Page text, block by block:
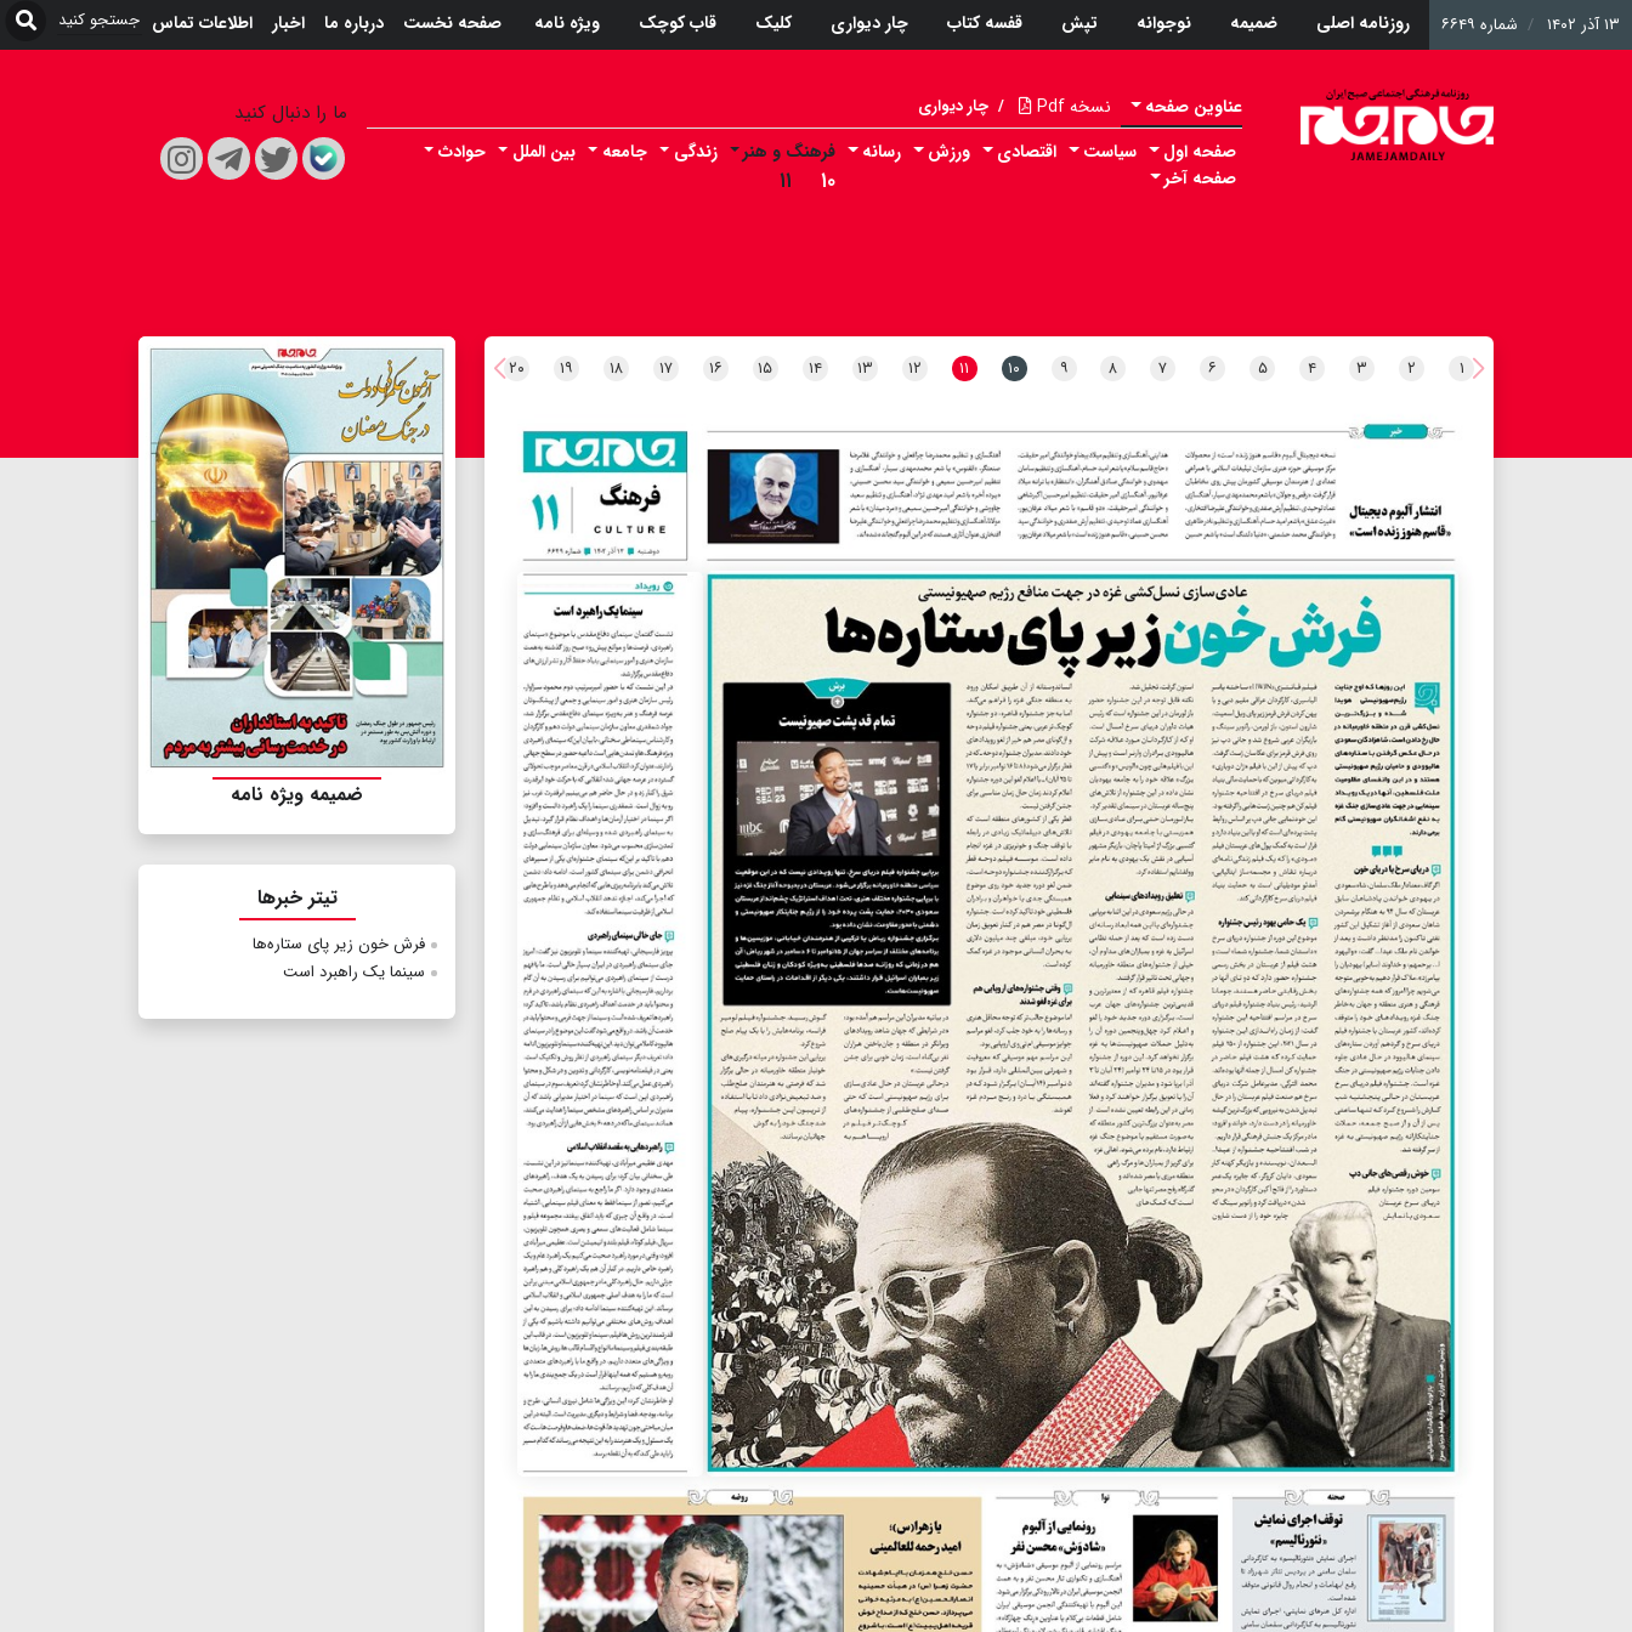
۱۳ آذر ۱۴۰۲ شماره ۶۶۴۹ روزنامه اصلی ضمیمه نوجوانه تپش قفسه کتاب چار دیواری کلیک قاب کوچک ویژه نامه صفحه نخست درباره ما اخبار اطلاعات تماس
عناوین صفحه نسخه Pdf / چار دیواری
صفحه اول سیاست اقتصادی ورزش رسانه فرهنگ و هنر
۱۰ ۱۱
زندگی جامعه بین الملل
حوادث
صفحه آخر
ما را دنبال کنید
۱ ۲ ۳ ۴ ۵ ۶ ۷ ۸ ۹ ۱۰ ۱۱ ۱۲ ۱۳ ۱۴ ۱۵ ۱۶ ۱۷ ۱۸ ۱۹ ۲۰
ضمیمه ویژه نامه
تیتر خبرها
فرش خون زیر پای ستاره‌ها
سینما یک راهبرد است